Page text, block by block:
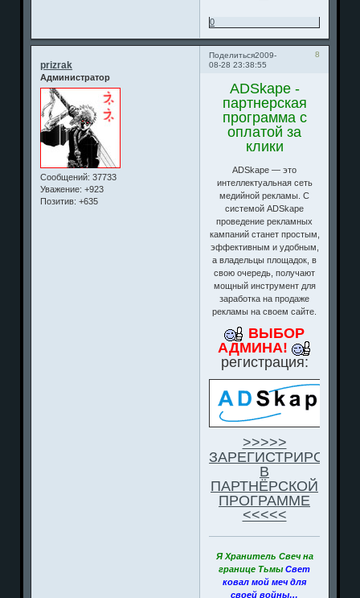
0
Поделиться 8
2009-
08-28 23:38:55
prizrak
Администратор
Сообщений: 37733
Уважение: +923
Позитив: +635
ADSkape -
партнерская
программа с
оплатой за
клики
ADSkape — это
интеллектуальная сеть
медийной рекламы. С
системой ADSkape
проведение рекламных
кампаний станет простым,
эффективным и удобным,
а владельцы площадок, в
свою очередь, получают
мощный инструмент для
заработка на продаже
рекламы на своем сайте.
ВЫБОР
АДМИНА!
регистрация:
>>>>>
В
ПАРТНЁРСКОЙ
ПРОГРАММЕ
<<<<<
Я Хранитель Свеч на
границе Тьмы Свет
ковал мой меч для
своей войны…